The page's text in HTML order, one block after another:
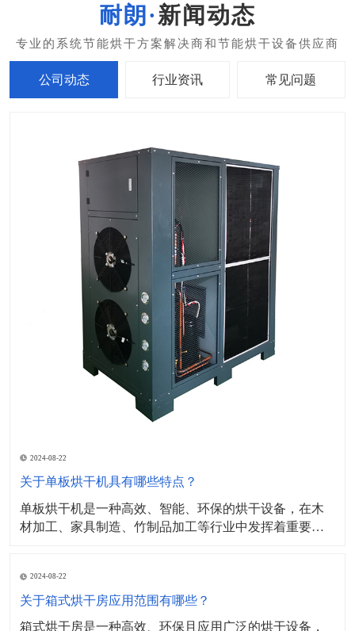
新闻动态
公司动态 行业资讯 常见问题
2024-08-22
关于单板烘干机具有哪些特点？
单板烘干机是一种高效、智能、环保的烘干设备，在木
材加工、家具制造、竹制品加工等行业中发挥着重要作
产生热量，并将热量传递给单板，同时，设备内部的风
机或通风系统会产生气流，将单板表面的湿气带走，形
成对流，加
2024-08-22
关于箱式烘干房应用范围有哪些？
箱式烘干房是一种高效、环保且应用广泛的烘干设备，